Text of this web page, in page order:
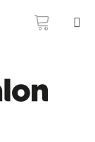
KOŠÍK